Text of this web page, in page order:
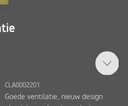
CLA0002201
Goede ventilatie, nieuw design